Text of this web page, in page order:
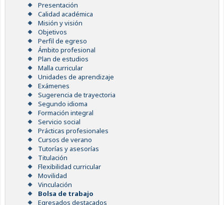
Presentación
Calidad académica
Misión y visión
Objetivos
Perfil de egreso
Ámbito profesional
Plan de estudios
Malla curricular
Unidades de aprendizaje
Exámenes
Sugerencia de trayectoria
Segundo idioma
Formación integral
Servicio social
Prácticas profesionales
Cursos de verano
Tutorías y asesorías
Titulación
Flexibilidad curricular
Movilidad
Vinculación
Bolsa de trabajo
Egresados destacados